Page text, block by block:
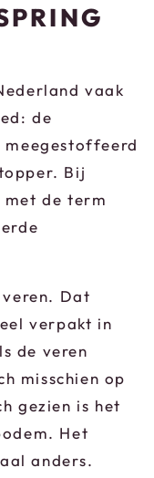
vaak
de
Bij
met de term
Dat
verpakt in
de veren
misschien op
gezien is het
Het
anders.